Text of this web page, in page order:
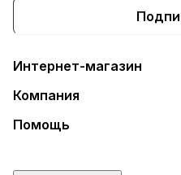
Интернет-магазин
Компания
Помощь